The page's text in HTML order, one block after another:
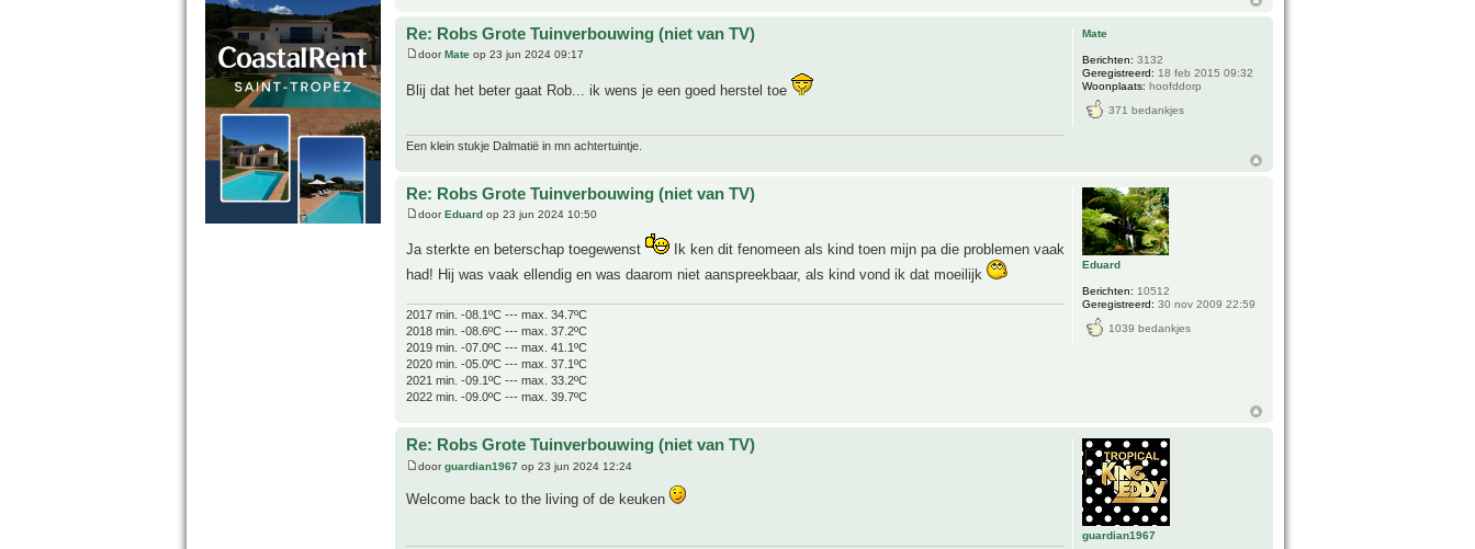
Re: Robs Grote Tuinverbouwing (niet van TV)
doorMate op 23 jun 2024 09:17
Blij dat het beter gaat Rob... ik wens je een goed herstel toe
Een klein stukje Dalmatië in mn achtertuintje.
Mate
Berichten: 3132
Geregistreerd: 18 feb 2015 09:32
Woonplaats: hoofddorp
371 bedankjes
Re: Robs Grote Tuinverbouwing (niet van TV)
door Eduard op 23 jun 2024 10:50
Ja sterkte en beterschap toegewenst
Ik ken dit fenomeen als kind toen mijn pa die problemen vaak
had! Hij was vaak ellendig en was daarom niet aanspreekbaar, als kind vond ik dat moeilijk
2017 min. -08.1ºC --- max. 34.7ºC
2018 min. -08.6ºC --- max. 37.2ºC
2019 min. -07.0ºC --- max. 41.1ºC
2020 min. -05.0ºC --- max. 37.1ºC
2021 min. -09.1ºC --- max. 33.2ºC
2022 min. -09.0ºC --- max. 39.7ºC
Eduard
Berichten: 10512
Geregistreerd: 30 nov 2009 22:59
1039 bedankjes
Re: Robs Grote Tuinverbouwing (niet van TV)
doorguardian1967 op 23 jun 2024 12:24
Welcome back to the living of de keuken
guardian1967